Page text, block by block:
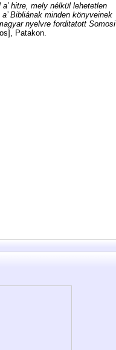
hitre, mely nélkül lehetetlen
Bibliának minden könyveinek
nyelvre forditatott Somosi
Patakon.